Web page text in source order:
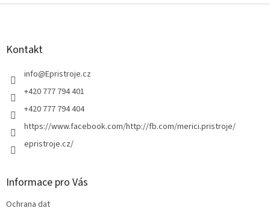
Z
Kontakt
info@Epristroje.cz
+420 777 794 401
+420 777 794 404
https://www.facebook.com/http://fb.com/merici.pristroje/
epristroje.cz/
Informace pro Vás
Ochrana dat